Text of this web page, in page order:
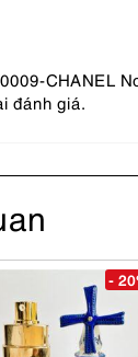
CHANEL
đánh giá.
-